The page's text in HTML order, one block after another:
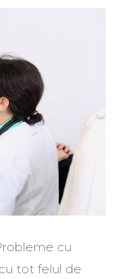
cu
tot felul de